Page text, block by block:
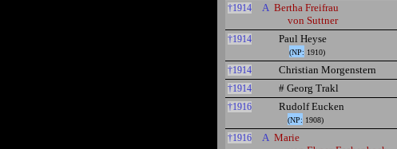
†1914 A Bertha Freifrau
von Suttner
†1914 Paul Heyse
(NP: 1910)
†1914 Christian Morgenstern
†1914 # Georg Trakl
†1916 Rudolf Eucken
(NP: 1908)
†1916 A Marie